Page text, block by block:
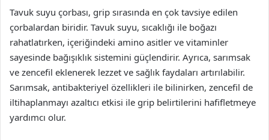
Tavuk suyu çorbası, grip sırasında en çok tavsiye edilen
çorbalardan biridir. Tavuk suyu, sıcaklığı ile boğazı
rahatlatırken, içeriğindeki amino asitler ve vitaminler
sayesinde bağışıklık sistemini güçlendirir. Ayrıca, sarımsak
ve zencefil eklenerek lezzet ve sağlık faydaları artırılabilir.
Sarımsak, antibakteriyel özellikleri ile bilinirken, zencefil de
iltihaplanmayı azaltıcı etkisi ile grip belirtilerini hafifletmeye
yardımcı olur.